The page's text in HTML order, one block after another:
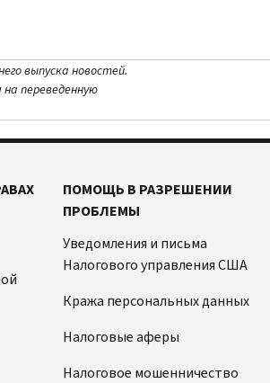
выпуска новостей.
переведенную
ПОМОЩЬ В РАЗРЕШЕНИИ
ПРОБЛЕМЫ
Уведомления и письма
Налогового управления США
Кража персональных данных
Налоговые аферы
Налоговое мошенничество